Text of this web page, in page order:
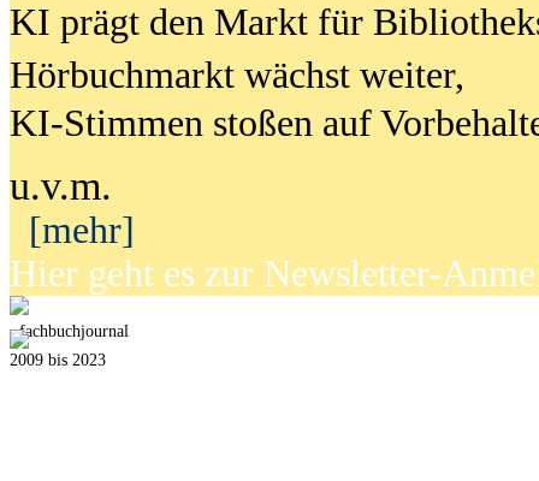
KI prägt den Markt für
Hörbuchmarkt wächst weiter,
KI-Stimmen stoßen auf
u.v.m.
[mehr]
Hier geht es zur Newsletter-
fachbuchjournal
2009 bis 2023